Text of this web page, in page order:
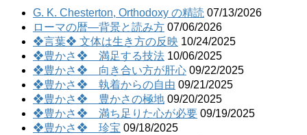
G. K. Chesterton, Orthodoxy の精読 07/13/2026
ローマの暦―背景と読み方 07/06/2026
❖言葉❖ 文体は生き方の反映 10/24/2025
❖豊かさ❖ 満足する技法 10/06/2025
❖豊かさ❖ 向き合い方が肝心 09/22/2025
❖豊かさ❖ 執着からの自由 09/21/2025
❖豊かさ❖ 豊かさの極地 09/20/2025
❖豊かさ❖ 満ち足りた心が必要 09/19/2025
❖豊かさ❖ 珍宝 09/18/2025